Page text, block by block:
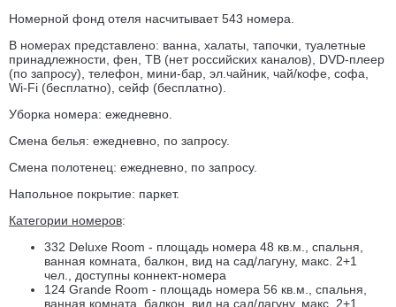
Номерной фонд отеля насчитывает 543 номера.
В номерах представлено: ванна, халаты, тапочки, туалетные
принадлежности, фен, ТВ (нет российских каналов), DVD-плеер
(по запросу), телефон, мини-бар, эл.чайник, чай/кофе, софа,
Wi-Fi (бесплатно), сейф (бесплатно).
Уборка номера: ежедневно.
Смена белья: ежедневно, по запросу.
Смена полотенец: ежедневно, по запросу.
Напольное покрытие: паркет.
Категории номеров:
332 Deluxe Room - площадь номера 48 кв.м., спальня,
ванная комната, балкон, вид на сад/лагуну, макс. 2+1
чел., доступны коннект-номера
124 Grande Room - площадь номера 56 кв.м., спальня,
ванная комната, балкон, вид на сад/лагуну, макс. 2+1